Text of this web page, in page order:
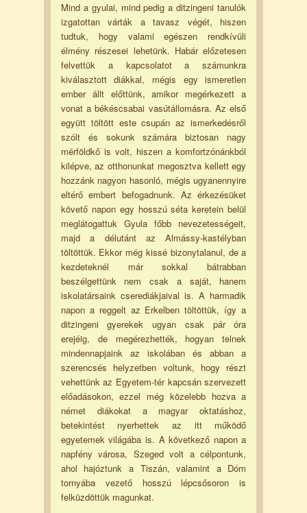
Mind a gyulai, mind pedig a ditzingeni tanulók
izgatottan várták a tavasz végét, hiszen
tudtuk, hogy valami egészen rendkívüli
élmény részesei lehetünk. Habár előzetesen
felvettük a kapcsolatot a számunkra
kiválasztott diákkal, mégis egy ismeretlen
ember állt előttünk, amikor megérkezett a
vonat a békéscsabai vasútállomásra. Az első
együtt töltött este csupán az ismerkedésről
szólt és sokunk számára biztosan nagy
mérföldkő is volt, hiszen a komfortzónánkból
kilépve, az otthonunkat megosztva kellett egy
hozzánk nagyon hasonló, mégis ugyanennyire
eltérő embert befogadnunk. Az érkezésüket
követő napon egy hosszú séta keretein belül
meglátogattuk Gyula főbb nevezetességeit,
majd a délutánt az Almássy-kastélyban
töltöttük. Ekkor még kissé bizonytalanul, de a
kezdeteknél már sokkal bátrabban
beszélgettünk nem csak a saját, hanem
iskolatársaink cserediákjaival is. A harmadik
napon a reggelt az Erkelben töltöttük, így a
ditzingeni gyerekek ugyan csak pár óra
erejéig, de megérezhették, hogyan telnek
mindennapjaink az iskolában és abban a
szerencsés helyzetben voltunk, hogy részt
vehettünk az Egyetem-tér kapcsán szervezett
előadásokon, ezzel még közelebb hozva a
német diákokat a magyar oktatáshoz,
betekintést nyerhettek az itt működő
egyetemek világába is. A következő napon a
napfény városa, Szeged volt a célpontunk,
ahol hajóztunk a Tiszán, valamint a Dóm
tornyába vezető hosszú lépcsősoron is
felküzdöttük magunkat.